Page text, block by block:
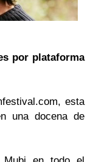
por plataforma
esta
una docena de